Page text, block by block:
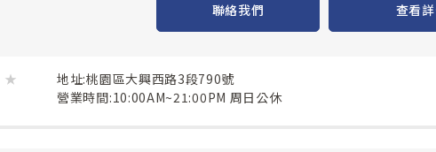
聯絡我們 查看
★
地址:桃園區大興西路3段790號
營業時間:10:00AM~21:00PM 周日公休